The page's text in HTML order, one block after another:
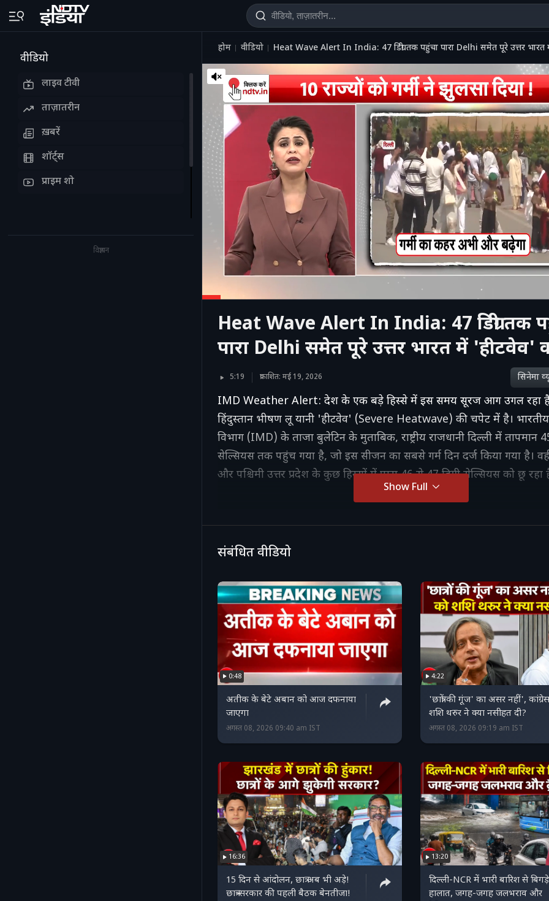
वीडियो
लाइव टीवी
ताज़ातरीन
ख़बरें
शॉर्ट्स
प्राइम शो
विज्ञापन
होम वीडियो Heat Wave Alert In India: 47 डिग्री तक पहुंचा पारा Delhi समेत पूरे उत्तर भारत
Heat Wave Alert In India: 47 डिग्री तक
पारा Delhi समेत पूरे उत्तर भारत में 'हीटवेव'
5:19 प्रकाशित: मई 19, 2026 सिनेमा
IMD Weather Alert: देश के एक बड़े हिस्से में इस समय सूरज आग उगल रहा
हिंदुस्तान भीषण लू यानी 'हीटवेव' (Severe Heatwave) की चपेट में है। भारतीय
विभाग (IMD) के ताजा बुलेटिन के मुताबिक, राष्ट्रीय राजधानी दिल्ली में तापमान
सेल्सियस तक पहुंच गया है, जो इस सीजन का सबसे गर्म दिन दर्ज किया गया है।
और पश्चिमी उत्तर प्रदेश के कुछ हिस्सों में पारा 46 से 47 डिग्री सेल्सियस को छू रहा
Show Full
संबंधित वीडियो
0:48
अतीक के बेटे अबान को आज दफनाया
जाएगा
अगस्त 08, 2026 09:40 am IST
4:22
'छात्रों की गूंज' का असर नहीं',
शशि थरुर ने क्या नसीहत दी?
अगस्त 08, 2026 09:19 am IST
16:36
15 दिन से आंदोलन, छात्र अब भी अड़े!
छात्र-सरकार की पहली बैठक बेनतीजा!
13:20
दिल्ली-NCR में भारी बारिश से बिगड़े
हालात, जगह-जगह जलभराव और